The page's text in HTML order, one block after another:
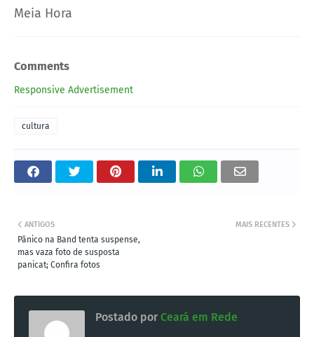
Meia Hora
Comments
Responsive Advertisement
cultura
MAIS RECENTES
ANTIGOS
Pânico na Band tenta suspense,
mas vaza foto de susposta
panicat; Confira fotos
Postado por Ceará em Rede